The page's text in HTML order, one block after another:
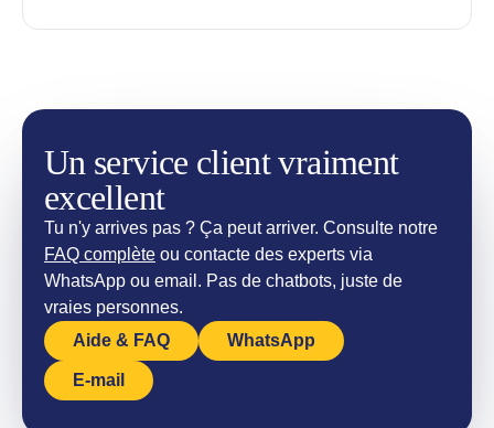
Un service client vraiment
excellent
Tu n'y arrives pas ? Ça peut arriver. Consulte notre
FAQ complète ou contacte des experts via
WhatsApp ou email. Pas de chatbots, juste de
vraies personnes.
Aide & FAQ
WhatsApp
E-mail